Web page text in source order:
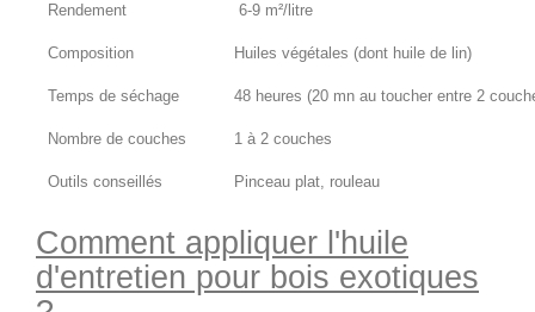
Rendement 6-9 m²/litre
Composition Huiles végétales (dont huile de lin)
Temps de séchage 48 heures (20 mn au toucher entre 2
Nombre de couches 1 à 2 couches
Outils conseillés Pinceau plat, rouleau
Comment appliquer l'huile
d'entretien pour bois exotiques